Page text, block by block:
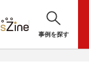
事例を探す